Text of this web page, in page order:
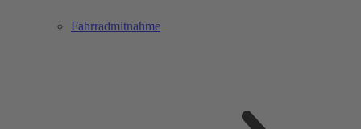
Fahrradmitnahme